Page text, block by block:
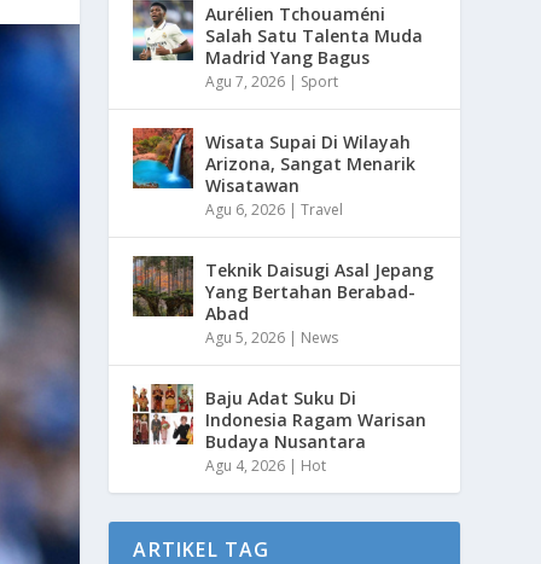
Aurélien Tchouaméni
Salah Satu Talenta Muda
Madrid Yang Bagus
Agu 7, 2026 | Sport
Wisata Supai Di Wilayah
Arizona, Sangat Menarik
Wisatawan
Agu 6, 2026 |Travel
Teknik Daisugi Asal Jepang
Yang Bertahan Berabad-
Abad
Agu 5, 2026 | News
Baju Adat Suku Di
Indonesia Ragam Warisan
Budaya Nusantara
Agu 4, 2026 | Hot
ARTIKEL TAG